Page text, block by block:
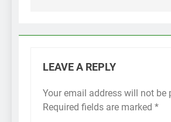
LEAVE A REPLY
Your email address will not be
Required fields are marked *